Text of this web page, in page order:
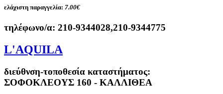
ελάχιστη παραγγελία: 7.00€
τηλέφωνο/α: 210-9344028,210-9344775
L'AQUILA
διεύθνση-τοποθεσία καταστήματος:
ΣΟΦΟΚΛΕΟΥΣ 160 - ΚΑΛΛΙΘΕΑ